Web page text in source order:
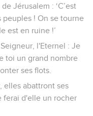
Jérusalem : ‘C’est
peuples ! On se tourne
est en ruine !’
l'Eternel : Je
toi un grand nombre
ses flots.
elles abattront ses
ferai d'elle un rocher